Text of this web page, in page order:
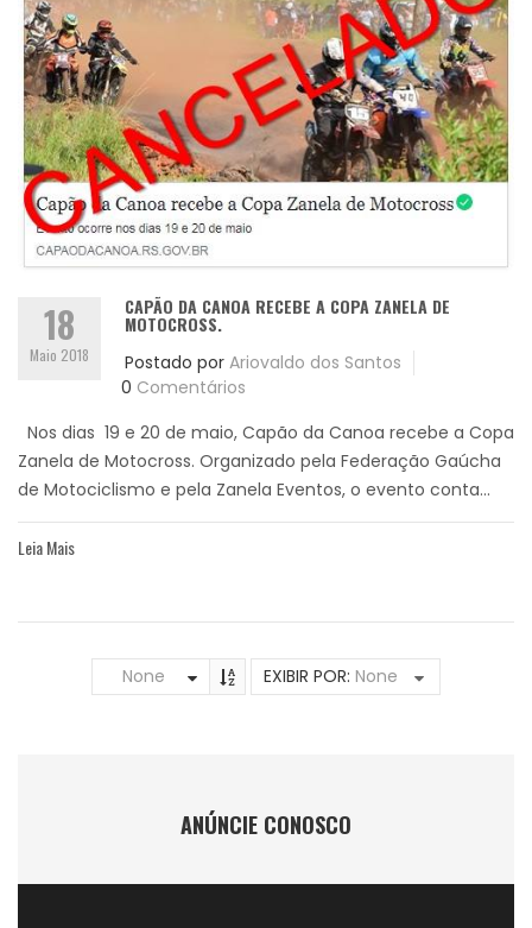
18
Maio 2018
CAPÃO DA CANOA RECEBE A COPA ZANELA DE
MOTOCROSS.
Postado por Ariovaldo dos Santos
0 Comentários
Nos dias 19 e 20 de maio, Capão da Canoa recebe a Copa
Zanela de Motocross. Organizado pela Federação Gaúcha
de Motociclismo e pela Zanela Eventos, o evento conta...
Leia Mais
None EXIBIR POR: None
ANÚNCIE CONOSCO